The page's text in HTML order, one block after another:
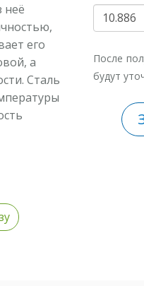
неё
его
а
Сталь
После
будут